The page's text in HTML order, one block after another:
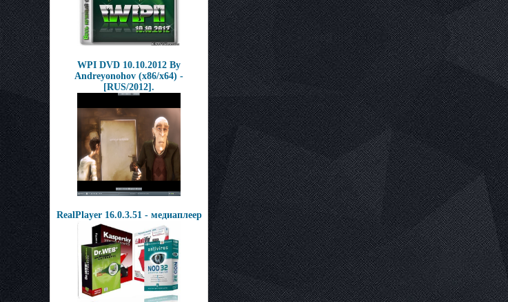
WPI DVD 10.10.2012 By
Andreyonohov (x86/x64) -
[RUS/2012].
RealPlayer 16.0.3.51 - медиаплеер